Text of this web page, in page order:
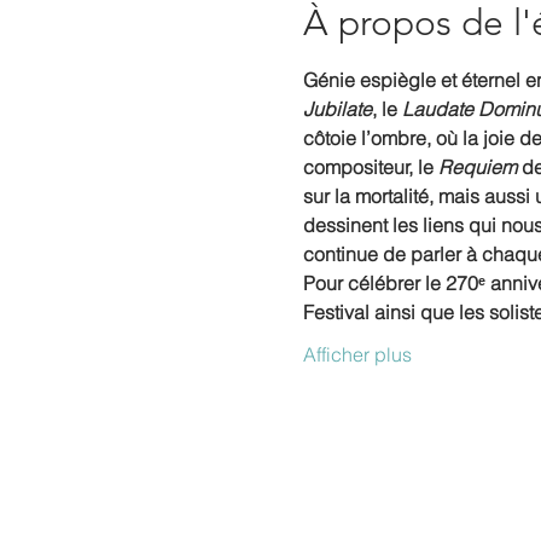
À propos de
Génie espiègle et éternel
Jubilate, le Laudate
côtoie l’ombre, où la joie
compositeur, le Requiem
sur la mortalité, mais
dessinent les liens qui
continue de parler à
Pour célébrer le 270ᵉ
Festival ainsi que les
Afficher plus